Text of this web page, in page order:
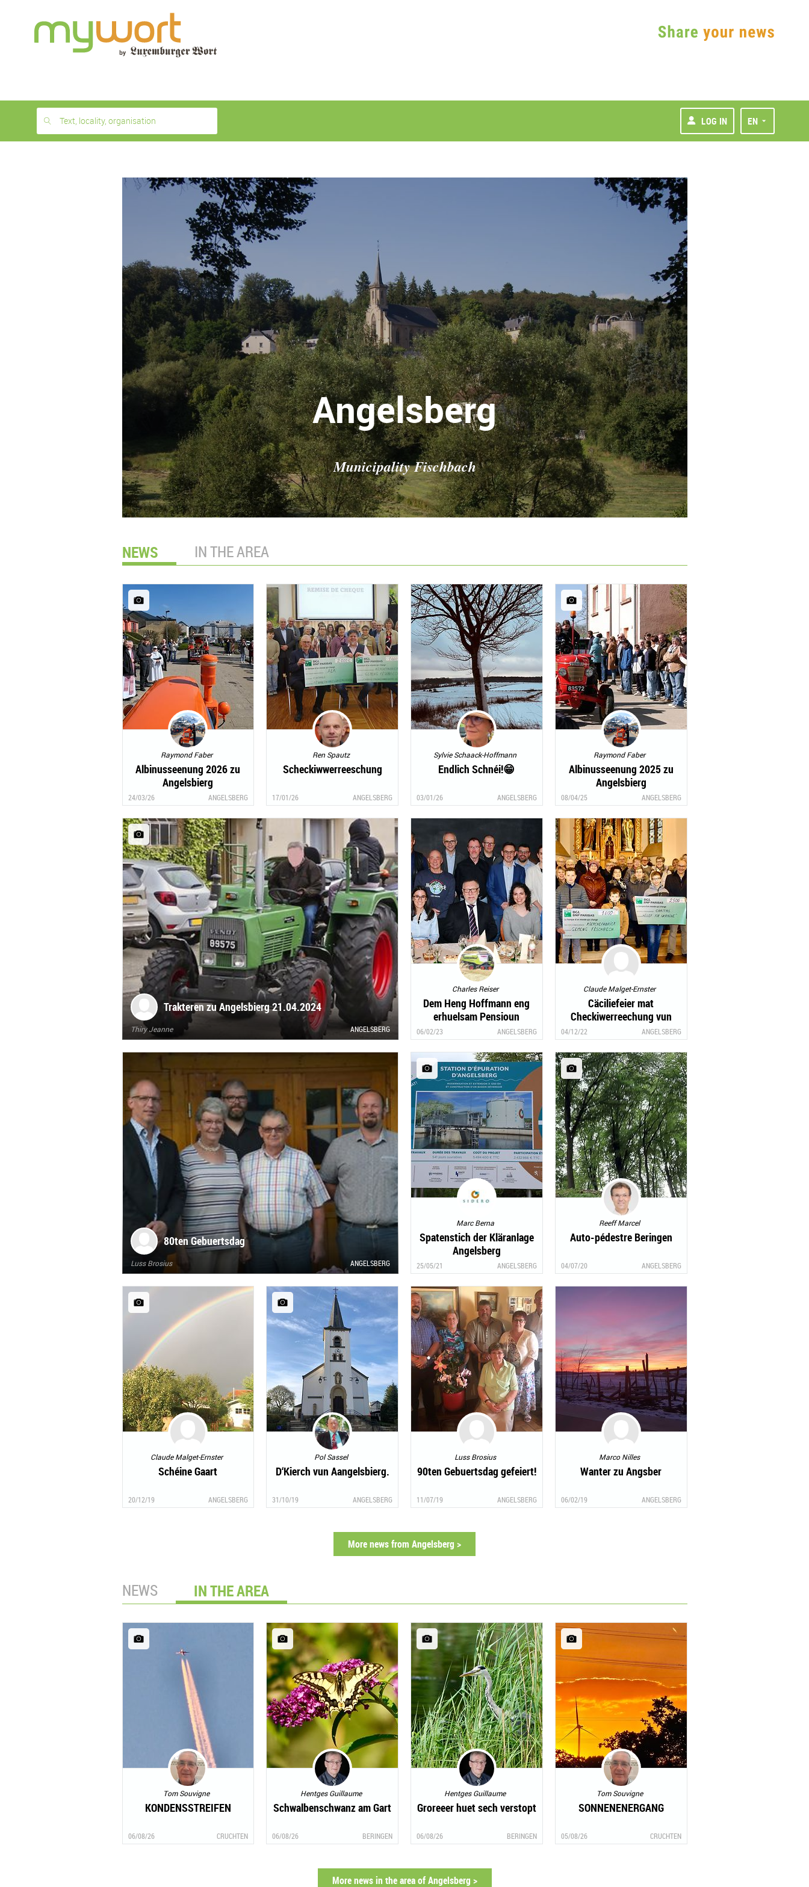
month
free
Text, locality, organisation LOG IN EN
Angelsberg
Municipality Fischbach
NEWS IN THE AREA
Raymond Faber
Albinusseenung 2026 zu
Angelsbierg
24/03/26 ANGELSBERG
Ren Spautz
Scheckiwwerreeschung
17/01/26 ANGELSBERG
Sylvie Schaack-Hoffmann
Endlich Schnéi!😁
03/01/26 ANGELSBERG
Raymond Faber
Albinusseenung 2025 zu
Angelsbierg
08/04/25 ANGELSBERG
Trakteren zu Angelsbierg 21.04.2024
Thiry Jeanne ANGELSBERG
Charles Reiser
Dem Heng Hoffmann eng
erhuelsam Pensioun
gewënscht
06/02/23 ANGELSBERG
Claude Malget-Ernster
Cäciliefeier mat
Checkiwerreechung vun
3500 Euro
04/12/22 ANGELSBERG
80ten Gebuertsdag
Luss Brosius ANGELSBERG
Marc Berna
Spatenstich der Kläranlage
Angelsberg
25/05/21 ANGELSBERG
Reeff Marcel
Auto-pédestre Beringen
04/07/20 ANGELSBERG
Claude Malget-Ernster
Schéine Gaart
20/12/19 ANGELSBERG
Pol Sassel
D‘Kierch vun Aangelsbierg.
31/10/19 ANGELSBERG
Luss Brosius
90ten Gebuertsdag gefeiert!
11/07/19 ANGELSBERG
Marco Nilles
Wanter zu Angsber
06/02/19 ANGELSBERG
More news from Angelsberg >
NEWS IN THE AREA
Tom Souvigne
KONDENSSTREIFEN
06/08/26 CRUCHTEN
Hentges Guillaume
Schwalbenschwanz am Gart
06/08/26 BERINGEN
Hentges Guillaume
Groreeer huet sech verstopt
06/08/26 BERINGEN
Tom Souvigne
SONNENENERGANG
05/08/26 CRUCHTEN
More news in the area of Angelsberg >